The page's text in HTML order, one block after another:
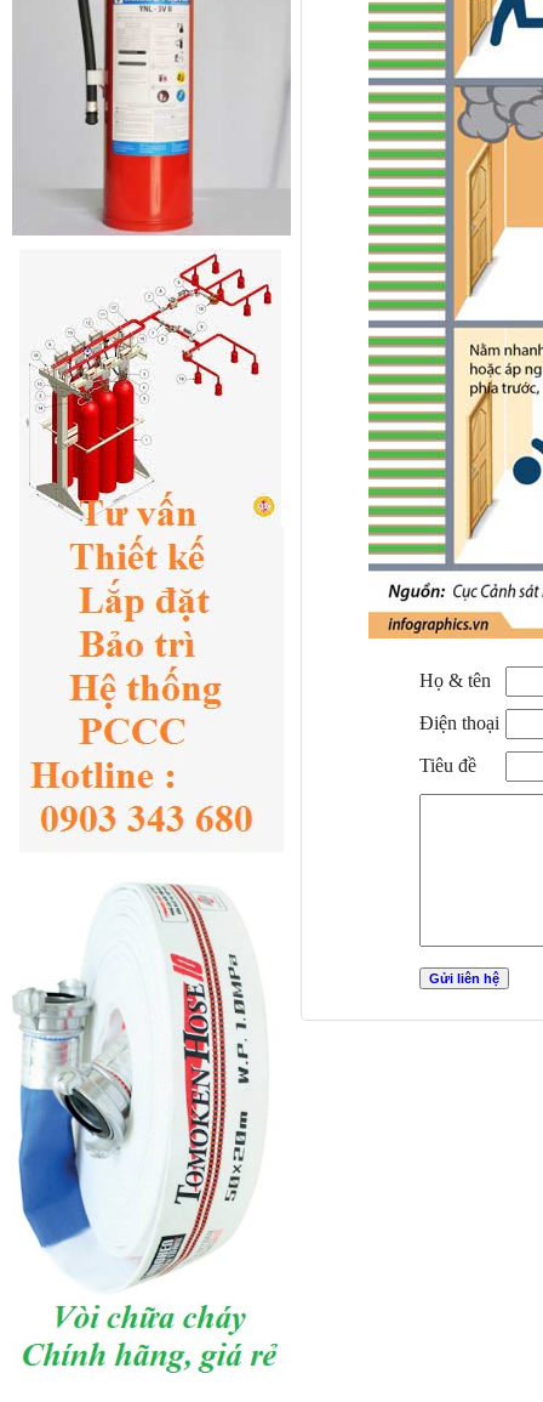
Họ & tên
Điện thoại
Tiêu đề